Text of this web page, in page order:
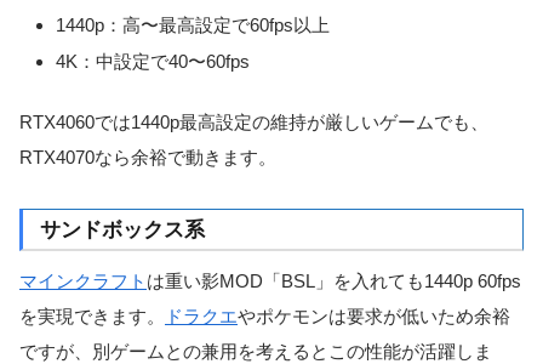
1440p：高〜最高設定で60fps以上
4K：中設定で40〜60fps
RTX4060では1440p最高設定の維持が厳しいゲームでも、
RTX4070なら余裕で動きます。
サンドボックス系
マインクラフト は重い影MOD「BSL」を入れても1440p 60fps
を実現できます。
ドラクエやポケモンは要求が低いため余裕
ですが、別ゲームとの兼用を考えるとこの性能が活躍しま